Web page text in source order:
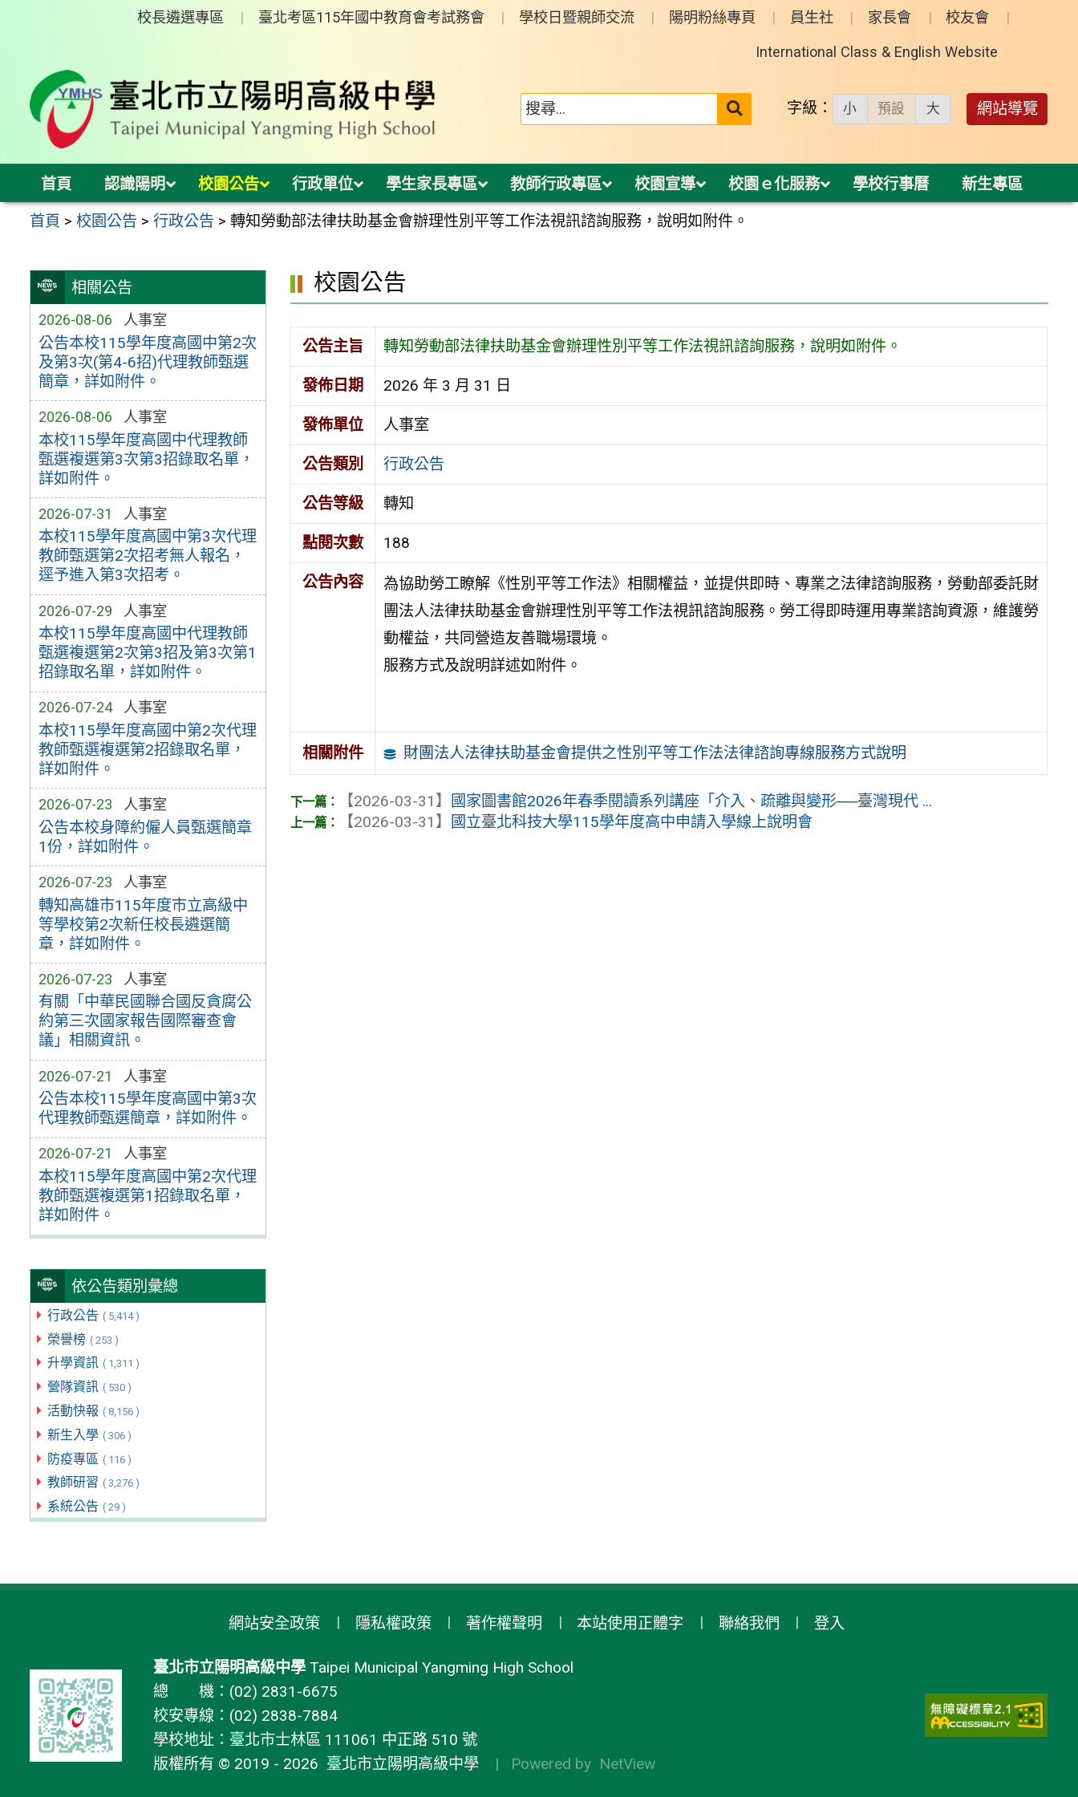
校長遴選專區 臺北考區115年國中教育會考試務會 學校日暨親師交流 陽明粉絲專頁 員生社 家長會 校友會
International Class & English Website
送出 字級： 小 預設 大 網站導覽
首頁 認識陽明 校園公告 行政單位 學生家長專區 教師行政專區 校園宣導 校園ｅ化服務 學校行事曆 新生專區
首頁 >校園公告 >行政公告 >轉知勞動部法律扶助基金會辦理性別平等工作法視訊諮詢服務，說明如附件。
相關公告
2026-08-06 人事室
公告本校115學年度高國中第2次
及第3次(第4-6招)代理教師甄選
簡章，詳如附件。
2026-08-06 人事室
本校115學年度高國中代理教師
甄選複選第3次第3招錄取名單，
詳如附件。
2026-07-31 人事室
本校115學年度高國中第3次代理
教師甄選第2次招考無人報名，
逕予進入第3次招考。
2026-07-29 人事室
本校115學年度高國中代理教師
甄選複選第2次第3招及第3次第1
招錄取名單，詳如附件。
2026-07-24 人事室
本校115學年度高國中第2次代理
教師甄選複選第2招錄取名單，
詳如附件。
2026-07-23 人事室
公告本校身障約僱人員甄選簡章
1份，詳如附件。
2026-07-23 人事室
轉知高雄市115年度市立高級中
等學校第2次新任校長遴選簡
章，詳如附件。
2026-07-23 人事室
有關「中華民國聯合國反貪腐公
約第三次國家報告國際審查會
議」相關資訊。
2026-07-21 人事室
公告本校115學年度高國中第3次
代理教師甄選簡章，詳如附件。
2026-07-21 人事室
本校115學年度高國中第2次代理
教師甄選複選第1招錄取名單，
詳如附件。
依公告類別彙總
行政公告 ( 5,414 )
榮譽榜 ( 253 )
升學資訊 ( 1,311 )
營隊資訊 ( 530 )
活動快報 ( 8,156 )
新生入學 ( 306 )
防疫專區 ( 116 )
教師研習 ( 3,276 )
系統公告 ( 29 )
校園公告
公告主旨 轉知勞動部法律扶助基金會辦理性別平等工作法視訊諮詢服務，說明如附件。
發佈日期 2026 年 3 月 31 日
發佈單位 人事室
公告類別 行政公告
公告等級 轉知
點閱次數 188
公告內容
為協助勞工瞭解《性別平等工作法》相關權益，並提供即時、專業之法律諮詢服務，勞動部委託財
團法人法律扶助基金會辦理性別平等工作法視訊諮詢服務。勞工得即時運用專業諮詢資源，維護勞
動權益，共同營造友善職場環境。
服務方式及說明詳述如附件。
相關附件 財團法人法律扶助基金會提供之性別平等工作法法律諮詢專線服務方式說明
【2026-03-31】
國家圖書館2026年春季閱讀系列講座「介入、疏離與變形──臺灣現代 ...
【2026-03-31】
國立臺北科技大學115學年度高中申請入學線上說明會
網站安全政策 隱私權政策 著作權聲明 本站使用正體字 聯絡我們 登入
臺北市立陽明高級中學Taipei Municipal Yangming High School
總 機：(02) 2831-6675
校安專線：(02) 2838-7884
學校地址：臺北市士林區 111061 中正路 510 號
版權所有 © 2019 - 2026 臺北市立陽明高級中學 | Powered by NetView